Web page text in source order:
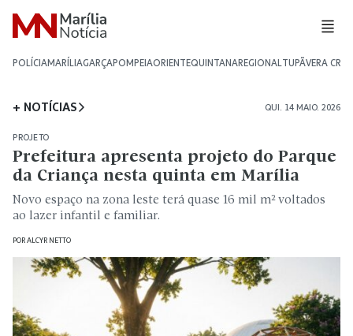
POLÍCIAMARÍLIAGARÇAPOMPEIAORIENTEQUINTANAREGIONALTUPÃVERA CRUZ
+ NOTÍCIAS QUI. 14 MAIO. 2026
PROJETO
Prefeitura apresenta projeto do Parque
da Criança nesta quinta em Marília
Novo espaço na zona leste terá quase 16 mil m² voltados
ao lazer infantil e familiar.
PORALCYR NETTO